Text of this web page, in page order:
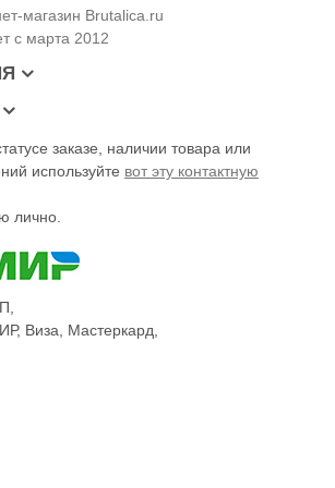
и надежно фиксирует нож в чехле за счет
Samoyed 2.0
мм
59 HRc
береза
магазин Brutalica.ru
с марта 2012
заказе, наличии товара или
используйте вот эту контактную
лично.
Виза, Мастеркард,